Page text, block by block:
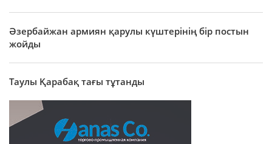
Әзербайжан армиян қарулы күштерінің бір постын
жойды
Таулы Қарабақ тағы тұтанды